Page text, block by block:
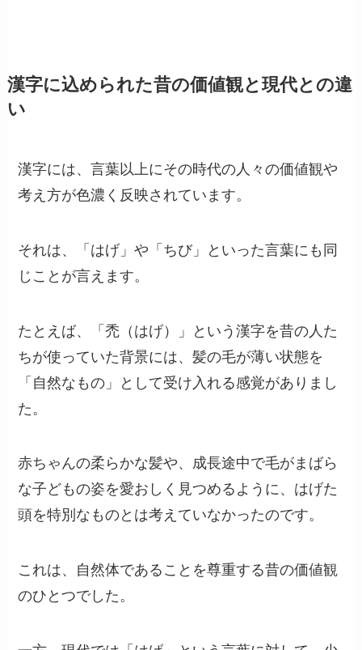
漢字に込められた昔の価値観と現代との違
い
漢字には、言葉以上にその時代の人々の価値観や
考え方が色濃く反映されています。
それは、「はげ」や「ちび」といった言葉にも同
じことが言えます。
たとえば、「禿（はげ）」という漢字を昔の人た
ちが使っていた背景には、髪の毛が薄い状態を
「自然なもの」として受け入れる感覚がありまし
た。
赤ちゃんの柔らかな髪や、成長途中で毛がまばら
な子どもの姿を愛おしく見つめるように、はげた
頭を特別なものとは考えていなかったのです。
これは、自然体であることを尊重する昔の価値観
のひとつでした。